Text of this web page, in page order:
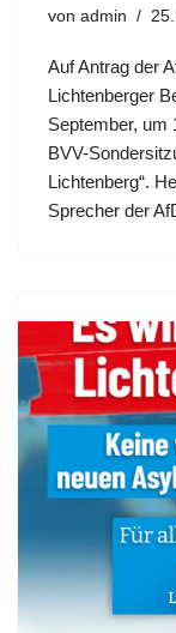
von admin
Auf Antrag der
Lichtenberger
September, um
BVV-
Lichtenberg“.
Sprecher der